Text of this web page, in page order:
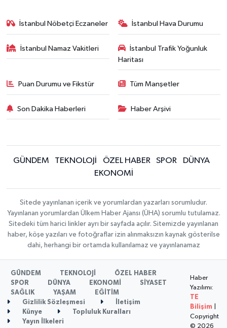
İstanbul Nöbetçi Eczaneler İstanbul Hava Durumu
İstanbul Namaz Vakitleri
İstanbul Trafik Yoğunluk
Haritası
Puan Durumu ve Fikstür Tüm Manşetler
Son Dakika Haberleri Haber Arşivi
GÜNDEM TEKNOLOJİ ÖZEL HABER SPOR
DÜNYA
EKONOMİ
Sitede yayınlanan içerik ve yorumlardan yazarları sorumludur.
Yayınlanan yorumlardan Ülkem Haber Ajansı (ÜHA) sorumlu tutulamaz.
Sitedeki tüm harici linkler ayrı bir sayfada açılır. Sitemizde yayınlanan
haber, köşe yazıları ve fotoğraflar izin alınmaksızın kaynak gösterilse
dahi, herhangi bir ortamda kullanılamaz ve yayınlanamaz
GÜNDEM TEKNOLOJİ
ÖZEL HABER
SPOR
DÜNYA EKONOMİ
SİYASET
SAĞLIK
YAŞAM
EĞİTİM
Gizlilik Sözleşmesi
İletişim
Künye
Topluluk Kuralları
Yayın İlkeleri
Haber
Yazılımı:
TE
Bilişim
Copyright
© 2026